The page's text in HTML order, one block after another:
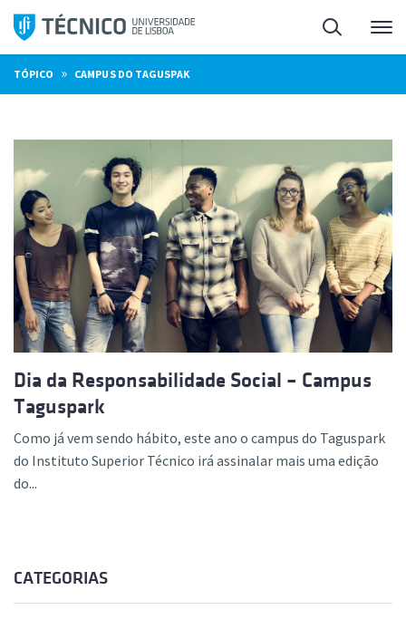
Saltar
para
o
conteúdo
Pesquisa
TÓPICO » CAMPUS DO TAGUSPAK
Dia da Responsabilidade Social – Campus
Taguspark
Como já vem sendo hábito, este ano o campus do Taguspark
do Instituto Superior Técnico irá assinalar mais uma edição
do...
CATEGORIAS